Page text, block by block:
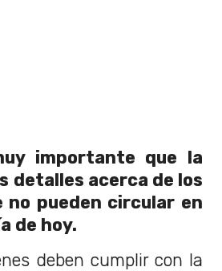
importante que la
detalles acerca de los
no pueden circular en
de hoy.
deben cumplir con la